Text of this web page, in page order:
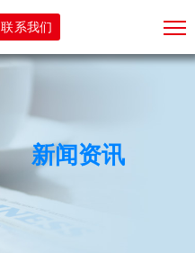
联系我们
新闻资讯